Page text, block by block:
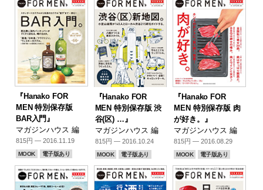
『Hanako FOR
MEN 特別保存版
BAR入門』
マガジンハウス 編
815円 — 2016.11.19
MOOK 電子版あり
『Hanako FOR
MEN 特別保存版 渋
谷(区) …』
マガジンハウス 編
815円 — 2016.10.24
MOOK 電子版あり
『Hanako FOR
MEN 特別保存版 肉
が好き。』
マガジンハウス 編
815円 — 2016.08.29
MOOK 電子版あり